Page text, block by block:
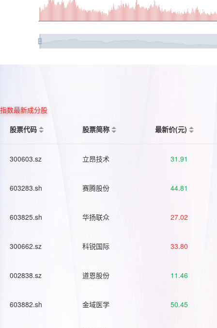
指数最新成分股
股票代码
股票简称 最新价(元)
300603.sz 立昂技术 31.91
603283.sh 赛腾股份 44.81
603825.sh 华扬联众 27.02
300662.sz 科锐国际 33.80
002838.sz 道恩股份 11.46
603882.sh 金域医学 50.45